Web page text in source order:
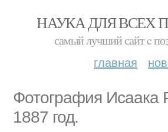
НАУКА ДЛЯ ВСЕХ
самый лучший сайт c
главная
Фотография Исаака
1887 год.